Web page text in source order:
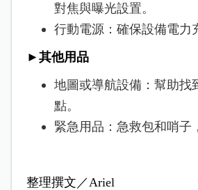
對焦與曝光設置。
行動電源：確保設備電力
►其他用品
地圖或導航設備：幫助找
點。
緊急用品：急救包和哨子
整理撰文／Ariel